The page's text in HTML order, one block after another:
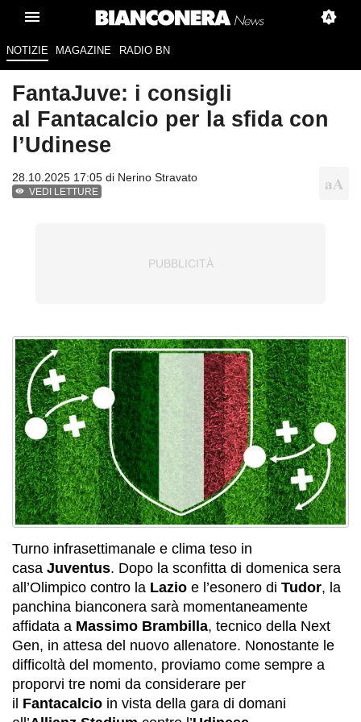
NOTIZIE MAGAZINE RADIO BN
FantaJuve: i consigli
al Fantacalcio per la sfida con
l’Udinese
28.10.2025 17:05 di Nerino Stravato
VEDI LETTURE
Turno infrasettimanale e clima teso in
casa Juventus. Dopo la sconfitta di domenica sera
all’Olimpico contro la Lazio e l’esonero di Tudor, la
panchina bianconera sarà momentaneamente
affidata a Massimo Brambilla, tecnico della Next
Gen, in attesa del nuovo allenatore. Nonostante le
difficoltà del momento, proviamo come sempre a
proporvi tre nomi da considerare per
il Fantacalcio in vista della gara di domani